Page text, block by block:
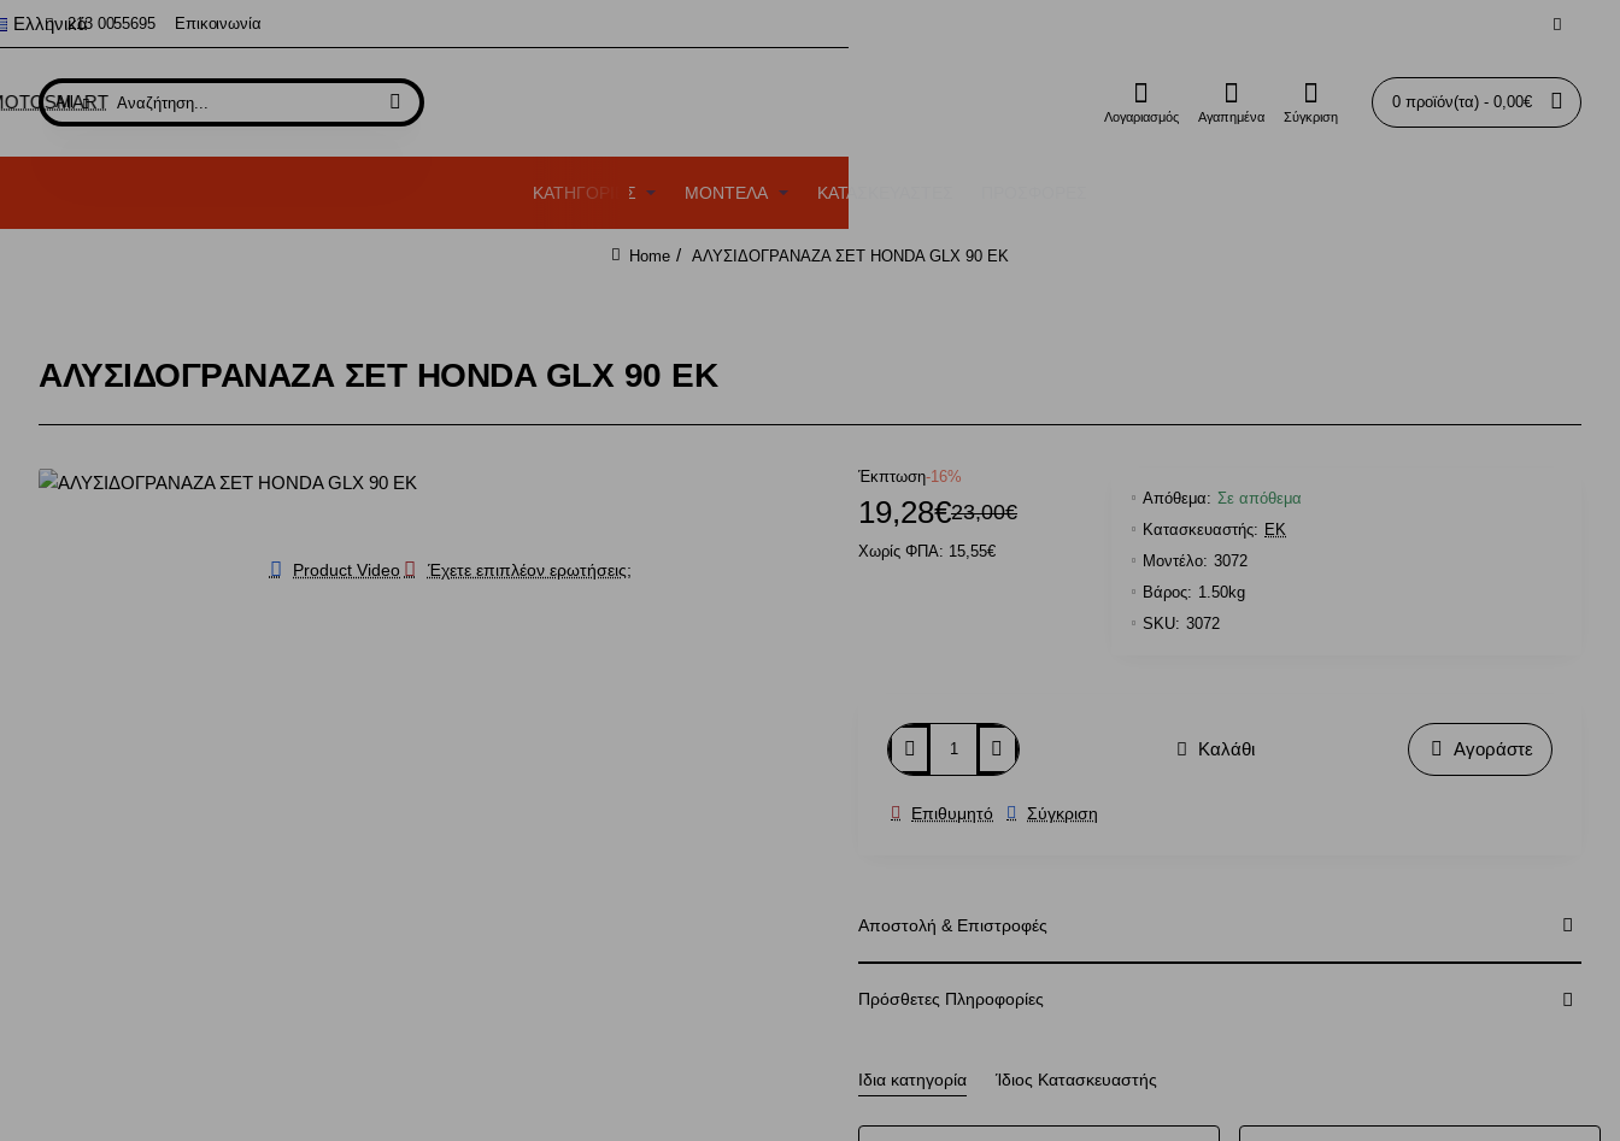
213 0055695 Επικοινωνία
Ελληνικά
All
Αναζήτηση... Λογαριασμός Αγαπημένα Σύγκριση
0 προϊόν(τα) - 0,00€
ΚΑΤΗΓΟΡΙΕΣ ΜΟΝΤΕΛΑ ΚΑΤΑΣΚΕΥΑΣΤΕΣ
ΑΛΥΣΙΔΟΓΡΑΝΑΖΑ ΣΕΤ HONDA GLX 90 EK
ΑΛΥΣΙΔΟΓΡΑΝΑΖΑ ΣΕΤ HONDA GLX 90 EK
Product Video Έχετε επιπλέον ερωτήσεις;
Έκπτωση-16%
19,28€23,00€
Χωρίς ΦΠΑ: 15,55€
Απόθεμα: Σε απόθεμα
Κατασκευαστής: EK
Μοντέλο: 3072
Βάρος: 1.50kg
SKU: 3072
Καλάθι Αγοράστε
Επιθυμητό Σύγκριση
Αποστολή & Επιστροφές
Πρόσθετες Πληροφορίες
Ιδια κατηγορία Ίδιος Κατασκευαστής